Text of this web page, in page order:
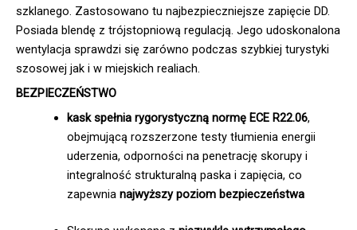
szklanego. Zastosowano tu najbezpieczniejsze zapięcie DD.
Posiada blendę z trójstopniową regulacją. Jego udoskonalona
wentylacja sprawdzi się zarówno podczas szybkiej turystyki
szosowej jak i w miejskich realiach.
BEZPIECZEŃSTWO
kask spełnia rygorystyczną normę ECE R22.06,
obejmującą rozszerzone testy tłumienia energii
uderzenia, odporności na penetrację skorupy i
integralność strukturalną paska i zapięcia, co
zapewnia najwyższy poziom bezpieczeństwa